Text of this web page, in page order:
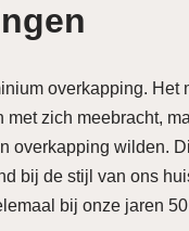
overkapping.
zich meebracht,
overkapping wilden.
bij de stijl van ons
bij onze jaren